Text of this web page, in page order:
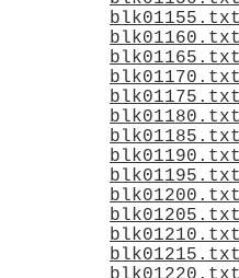
blk01155.txt
blk01160.txt
blk01165.txt
blk01170.txt
blk01175.txt
blk01180.txt
blk01185.txt
blk01190.txt
blk01195.txt
blk01200.txt
blk01205.txt
blk01210.txt
blk01215.txt